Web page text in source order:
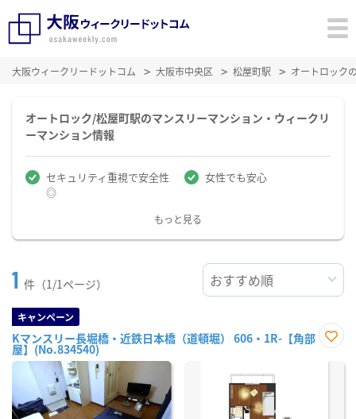
大阪ウィークリードットコム 大阪市中央区 松屋町駅 オートロック
オートロック/松屋町駅のマンスリーマンション・ウィークリ
ーマンション情報
セキュリティ重視で安全性
◎
女性でも安心
もっと見る
1 件（1/1ページ）
キャンペーン
Kマンスリー長堀橋・近鉄日本橋（道頓堀） 606・1R-【角部
屋】(No.834540)
に入